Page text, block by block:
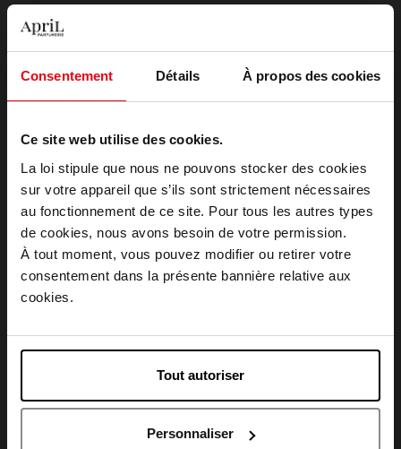
Consentement Détails À propos des cookies
Ce site web utilise des cookies.
La loi stipule que nous ne pouvons stocker des cookies
sur votre appareil que s’ils sont strictement nécessaires
au fonctionnement de ce site. Pour tous les autres types
de cookies, nous avons besoin de votre permission.
À tout moment, vous pouvez modifier ou retirer votre
consentement dans la présente bannière relative aux
cookies.
Tout autoriser
Personnaliser
Description
Caractéristiques
Avis client
Oublié quelque chose ?
Choisissez votre pays
April Belgique
April Luxembourg